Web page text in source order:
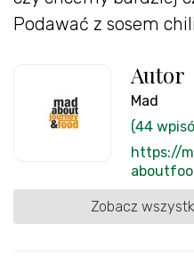
Podawać z sosem
Autor
Mad
(44
https://
Zobacz